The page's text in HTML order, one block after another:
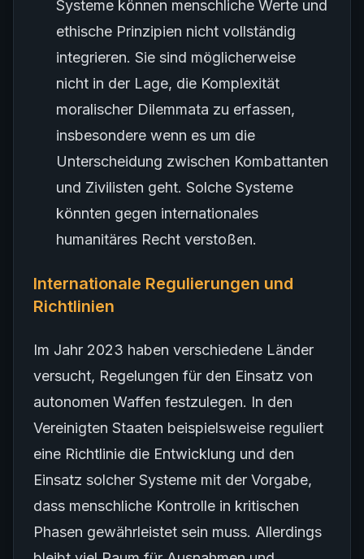
Systeme können menschliche Werte und
ethische Prinzipien nicht vollständig
integrieren. Sie sind möglicherweise
nicht in der Lage, die Komplexität
moralischer Dilemmata zu erfassen,
insbesondere wenn es um die
Unterscheidung zwischen Kombattanten
und Zivilisten geht. Solche Systeme
könnten gegen internationales
humanitäres Recht verstoßen.
Internationale Regulierungen und
Richtlinien
Im Jahr 2023 haben verschiedene Länder
versucht, Regelungen für den Einsatz von
autonomen Waffen festzulegen. In den
Vereinigten Staaten beispielsweise reguliert
eine Richtlinie die Entwicklung und den
Einsatz solcher Systeme mit der Vorgabe,
dass menschliche Kontrolle in kritischen
Phasen gewährleistet sein muss. Allerdings